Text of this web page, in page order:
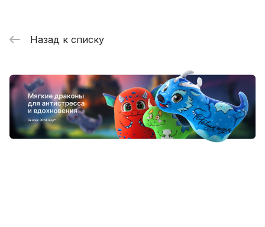
Назад к списку